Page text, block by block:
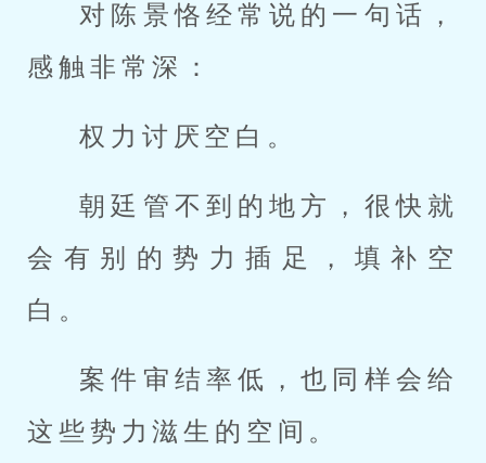
对陈景恪经常说的一句话，
感触非常深：
权力讨厌空白。
朝廷管不到的地方，很快就
会有别的势力插足，填补空
白。
案件审结率低，也同样会给
这些势力滋生的空间。